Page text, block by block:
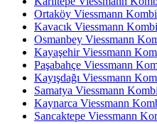
Ortaköy Viessmann
Kavacık Viessmann
Osmanbey Viessmann
Kayaşehir Viessmann
Paşabahçe Viessmann
Kayışdağı Viessmann
Samatya Viessmann
Kaynarca Viessmann
Sancaktepe Viessmann